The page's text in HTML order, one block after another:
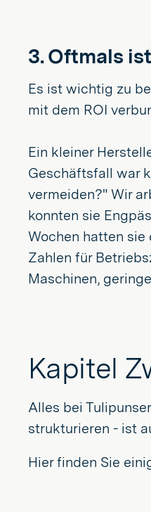
3. Oftmals
Es ist wichtig zu
mit dem ROI
Ein kleiner
Geschäftsfall war
vermeiden?" Wir
konnten sie
Wochen hatten
Zahlen für
Maschinen,
Kapitel
Alles bei
strukturieren - ist
Hier finden Sie